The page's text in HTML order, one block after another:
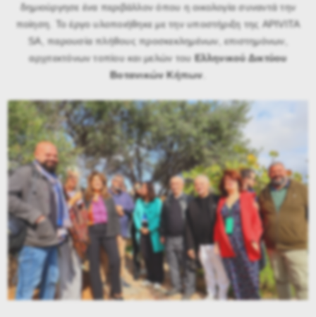
δημιούργησε ένα περιβάλλον όπου η οικολογία συναντά την
ποίηση. Το έργο υλοποιήθηκε με την υποστήριξη της APIVITA
SA, παρουσία πλήθους προσκεκλημένων, επιστημόνων,
αρχιτεκτόνων τοπίου και μελών του Ελληνικού Δικτύου
Βοτανικών Κήπων